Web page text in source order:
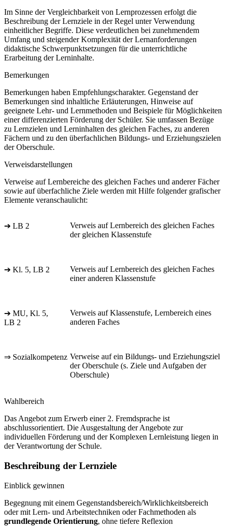
Im Sinne der Vergleichbarkeit von Lernprozessen erfolgt die
Beschreibung der Lernziele in der Regel unter Verwendung
einheitlicher Begriffe. Diese verdeutlichen bei zunehmendem
Umfang und steigender Komplexität der Lernanforderungen
didaktische Schwerpunktsetzungen für die unterrichtliche
Erarbeitung der Lerninhalte.
Bemerkungen
Bemerkungen haben Empfehlungscharakter. Gegenstand der
Bemerkungen sind inhaltliche Erläuterungen, Hinweise auf
geeignete Lehr- und Lernmethoden und Beispiele für Möglichkeiten
einer differenzierten Förderung der Schüler. Sie umfassen Bezüge
zu Lernzielen und Lerninhalten des gleichen Faches, zu anderen
Fächern und zu den überfachlichen Bildungs- und Erziehungszielen
der Oberschule.
Verweisdarstellungen
Verweise auf Lernbereiche des gleichen Faches und anderer Fächer
sowie auf überfachliche Ziele werden mit Hilfe folgender grafischer
Elemente veranschaulicht:
➔ LB 2
Verweis auf Lernbereich des gleichen Faches
der gleichen Klassenstufe
➔ Kl. 5, LB 2
Verweis auf Lernbereich des gleichen Faches
einer anderen Klassenstufe
➔ MU, Kl. 5,
LB 2
Verweis auf Klassenstufe, Lernbereich eines
anderen Faches
⇒ Sozialkompetenz Verweise auf ein Bildungs- und Erziehungsziel
der Oberschule (s. Ziele und Aufgaben der
Oberschule)
Wahlbereich
Das Angebot zum Erwerb einer 2. Fremdsprache ist
abschlussorientiert. Die Ausgestaltung der Angebote zur
individuellen Förderung und der Komplexen Lernleistung liegen in
der Verantwortung der Schule.
Beschreibung der Lernziele
Einblick gewinnen
Begegnung mit einem Gegenstandsbereich/Wirklichkeitsbereich
oder mit Lern- und Arbeitstechniken oder Fachmethoden als
grundlegende Orientierung, ohne tiefere Reflexion